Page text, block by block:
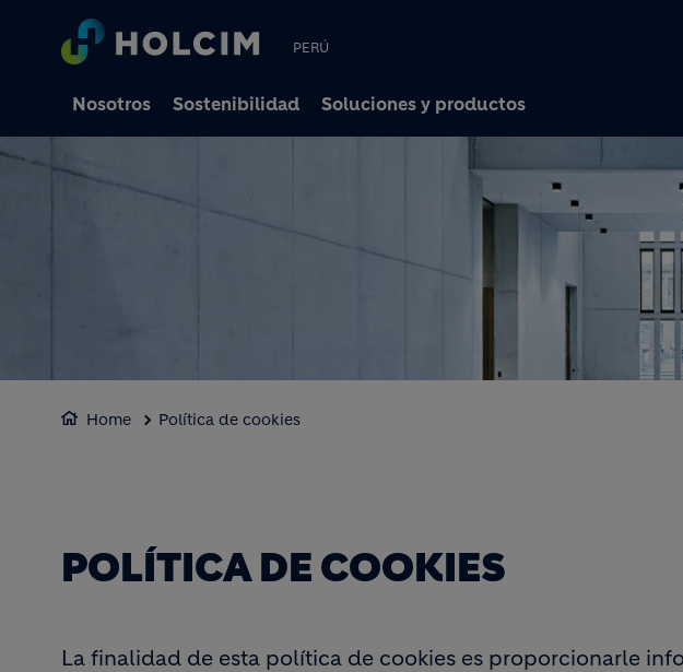
PERÚ
Nosotros Sostenibilidad Soluciones y productos
Home Política de cookies
POLÍTICA DE COOKIES
La finalidad de esta política de cookies es proporcionarle